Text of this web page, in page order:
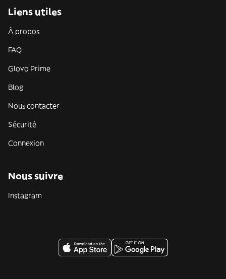
Liens utiles
À propos
FAQ
Glovo Prime
Blog
Nous contacter
Sécurité
Connexion
Nous suivre
Instagram